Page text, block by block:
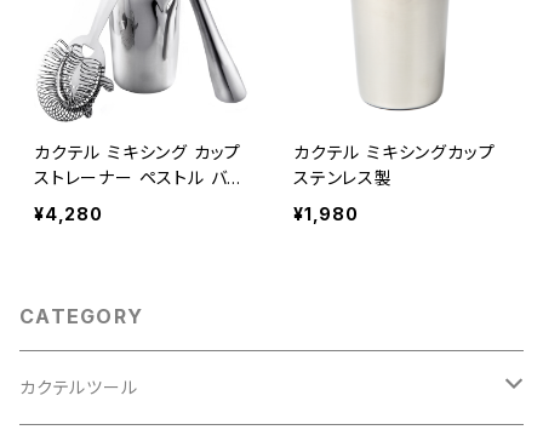
カクテル ミキシング カップ
ストレーナー ペストル バー
セット 3点
¥4,280
カクテル ミキシングカップ
ステンレス製
¥1,980
CATEGORY
カクテルツール